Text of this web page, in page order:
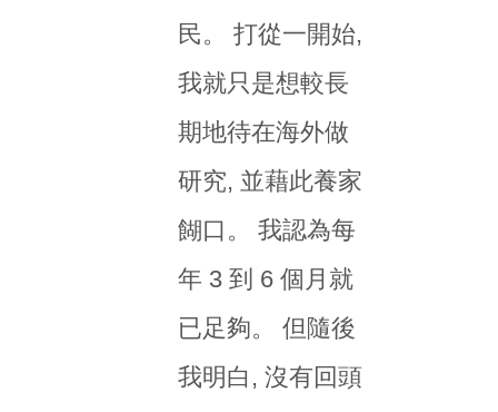
民。 打從一開始,
我就只是想較長
期地待在海外做
研究, 並藉此養家
餬口。 我認為每
年 3 到 6 個月就
已足夠。 但隨後
我明白, 沒有回頭